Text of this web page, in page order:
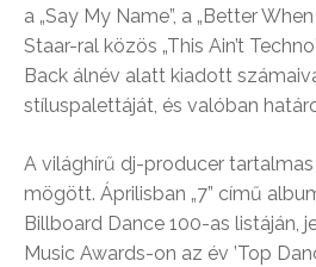
a „Say My Name”, a „Better When
Staar-ral közös „This Ain’t
Back álnév alatt kiadott
stíluspalettáját, és valóban
A világhírű dj-producer
mögött. Áprilisban „7” című
Billboard Dance 100-as listáján,
Music Awards-on az év ’Top